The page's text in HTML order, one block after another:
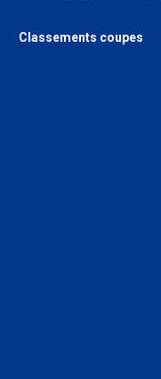
Classements coupes